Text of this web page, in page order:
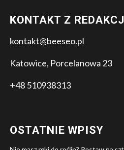
KONTAKT Z
kontakt@beeseo.pl
Katowice, Porcelanowa 23
+48 510938313
OSTATNIE WPISY